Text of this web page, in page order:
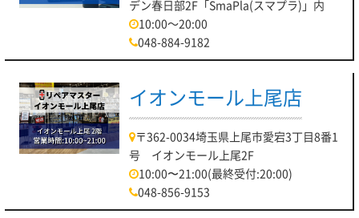
デン春日部2F「SmaPla(スマプラ)」内
10:00～20:00
048-884-9182
イオンモール上尾店
〒362-0034埼玉県上尾市愛宕3丁目8番1
号 イオンモール上尾2F
10:00〜21:00(最終受付:20:00)
048-856-9153